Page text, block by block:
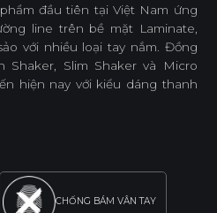
đầu tiên tại Việt Nam ứng
line trên bề mặt Laminate,
với nhiều loại tay nắm. Đồng
Slim Shaker và Micro
hiện nay với kiểu dáng thanh
CHỐNG BÁM VÂN TAY